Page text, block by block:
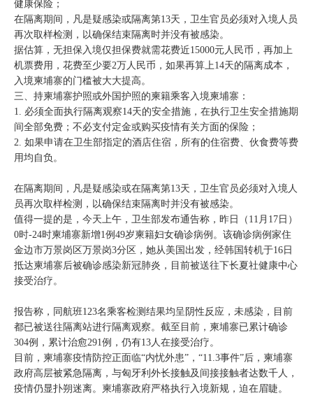
健康保险；
在隔离期间，凡是疑感染或隔离第13天，卫生官员必须对入境人员
再次取样检测，以确保结束隔离时并没有被感染。
据估算，无担保入境仅担保费就需花费近15000元人民币，再加上
机票费用，花费至少要2万人民币，如果再算上14天的隔离成本，
入境柬埔寨的门槛被大大提高。
三、持柬埔寨护照或外国护照的柬籍乘客入境柬埔寨：
1. 必须全面执行隔离观察14天的安全措施，在执行卫生安全措施期
间全部免费；不必支付定金或购买疫情有关方面的保险；
2. 如果申请在卫生部指定的酒店住宿，所有的住宿费、伙食费等费
用均自负。
在隔离期间，凡是疑感染或在隔离第13天，卫生官员必须对入境人
员再次取样检测，以确保结束隔离时并没有被感染。
值得一提的是，今天上午，卫生部发布通告称，昨日（11月17日）
0时-24时柬埔寨新增1例49岁柬籍妇女确诊病例。该确诊病例家住
金边市万景岗区万景岗3分区，她从美国出发，经韩国转机于16日
抵达柬埔寨后被确诊感染新冠肺炎，目前被送往下长夏社健康中心
接受治疗。
报告称，同航班123名乘客检测结果均呈阴性反应，未感染，目前
都已被送往隔离站进行隔离观察。截至目前，柬埔寨已累计确诊
304例，累计治愈291例，仍有13人在接受治疗。
目前，柬埔寨疫情防控正面临“内忧外患”，“11.3事件”后，柬埔寨
政府高层被紧急隔离，与匈牙利外长接触及间接接触者达数千人，
疫情仍显扑朔迷离。柬埔寨政府严格执行入境新规，迫在眉睫。